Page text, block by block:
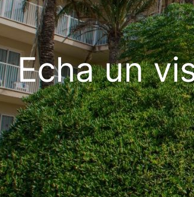
Echa un